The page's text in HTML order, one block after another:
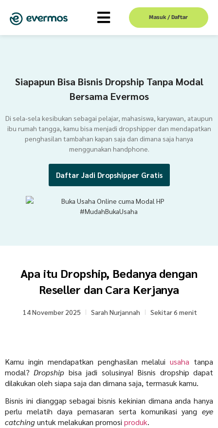
Masuk / Daftar
Siapapun Bisa Bisnis Dropship Tanpa Modal
Bersama Evermos
Di sela-sela kesibukan sebagai pelajar, mahasiswa, karyawan, ataupun
ibu rumah tangga, kamu bisa menjadi dropshipper dan mendapatkan
penghasilan tambahan kapan saja dan dimana saja hanya
menggunakan handphone.
Daftar Jadi Dropshipper Gratis
Apa itu Dropship, Bedanya dengan
Reseller dan Cara Kerjanya
14 November 2025 Sarah Nurjannah Sekitar 6 menit
Kamu ingin mendapatkan penghasilan melaluiusaha tanpa
modal?Dropship bisa jadi solusinya! Bisnis dropship dapat
dilakukan oleh siapa saja dan dimana saja, termasuk kamu.
Bisnis ini dianggap sebagai bisnis kekinian dimana anda hanya
perlu melatih daya pemasaran serta komunikasi yang eye
catchinguntuk melakukan promosi produk.